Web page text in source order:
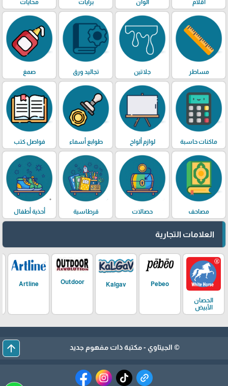
أقلام الوان برايات محايات
مساطر جلاتين تجاليد ورق صمغ
ماكنات حاسبة لوازم ألواح طوابع أسماء فواصل كتب
مصاحف حصالات قرطاسية أحذية أطفال
العلامات التجارية
الحصان
الأبيض
Pebeo
Kalgav
Outdoor
Artline
© الجيتاوي - مكتبة ذات مفهوم جديد arrow_upward